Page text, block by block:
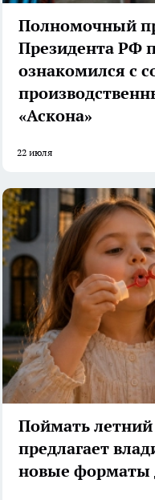
Полномочный
Президента РФ
ознакомился с
«Аскона»
22 июля
Поймать
предлагает
новые форматы